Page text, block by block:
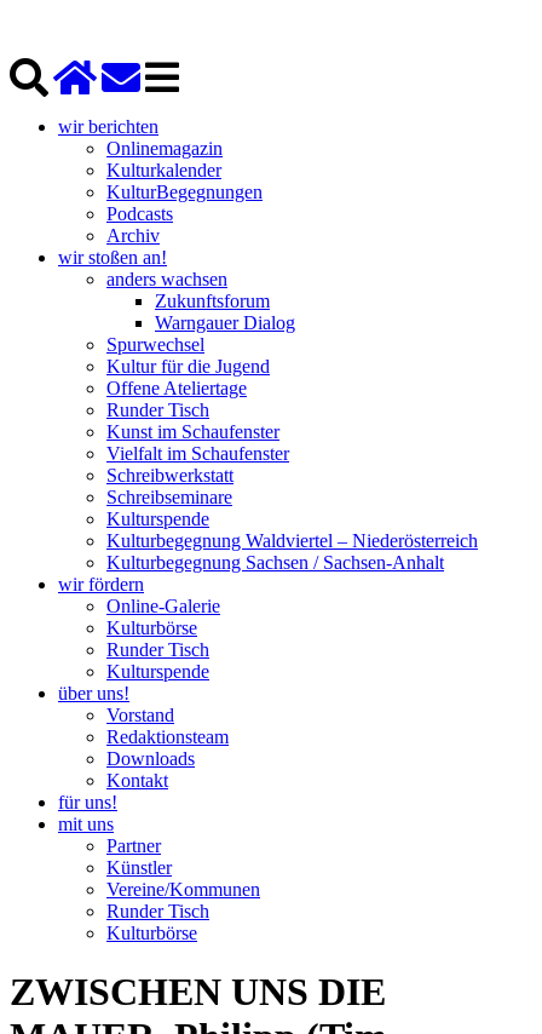
wir berichten
Onlinemagazin
Kulturkalender
KulturBegegnungen
Podcasts
Archiv
wir stoßen an!
anders wachsen
Zukunftsforum
Warngauer Dialog
Spurwechsel
Kultur für die Jugend
Offene Ateliertage
Runder Tisch
Kunst im Schaufenster
Vielfalt im Schaufenster
Schreibwerkstatt
Schreibseminare
Kulturspende
Kulturbegegnung Waldviertel – Niederösterreich
Kulturbegegnung Sachsen / Sachsen-Anhalt
wir fördern
Online-Galerie
Kulturbörse
Runder Tisch
Kulturspende
über uns!
Vorstand
Redaktionsteam
Downloads
Kontakt
für uns!
mit uns
Partner
Künstler
Vereine/Kommunen
Runder Tisch
Kulturbörse
ZWISCHEN UNS DIE